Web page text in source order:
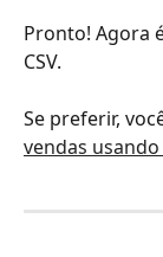
Pronto! Agora
CSV.
Se preferir,
vendas